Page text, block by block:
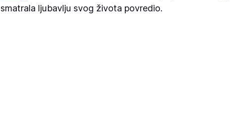
smatrala ljubavlju svog života povredio.